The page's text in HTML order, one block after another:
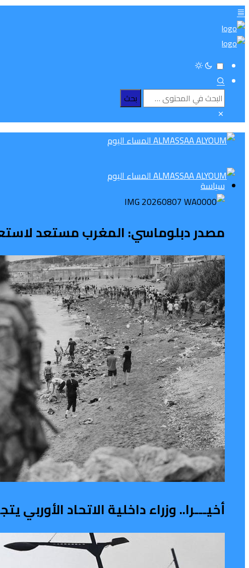
سياسة
مصدر دبلوماسي: المغرب مستعد
أخيـــرا.. وزراء داخلية الاتحاد